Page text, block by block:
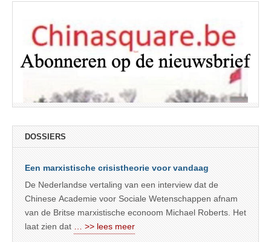
DOSSIERS
Een marxistische crisistheorie voor vandaag
De Nederlandse vertaling van een interview dat de
Chinese Academie voor Sociale Wetenschappen afnam
van de Britse marxistische econoom Michael Roberts. Het
laat zien dat … >> lees meer